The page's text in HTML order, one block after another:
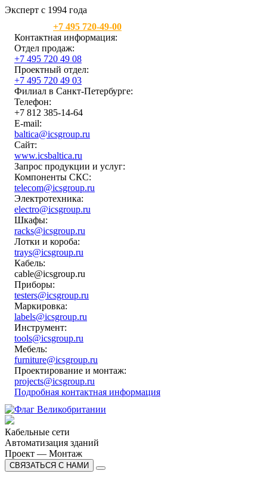
Эксперт с 1994 года
+7 495 720-49-00
Контактная информация:
Отдел продаж:
+7 495 720 49 08
Проектный отдел:
+7 495 720 49 03
Филиал в Санкт-Петербурге:
Телефон:
+7 812 385-14-64
E-mail:
baltica@icsgroup.ru
Сайт:
www.icsbaltica.ru
Запрос продукции и услуг:
Компоненты СКС:
telecom@icsgroup.ru
Электротехника:
electro@icsgroup.ru
Шкафы:
racks@icsgroup.ru
Лотки и короба:
trays@icsgroup.ru
Кабель:
cable@icsgroup.ru
Приборы:
testers@icsgroup.ru
Маркировка:
labels@icsgroup.ru
Инструмент:
tools@icsgroup.ru
Мебель:
furniture@icsgroup.ru
Проектирование и монтаж:
projects@icsgroup.ru
Подробная контактная информация
Кабельные сети
Автоматизация зданий
Проект — Монтаж
СВЯЗАТЬСЯ С НАМИ